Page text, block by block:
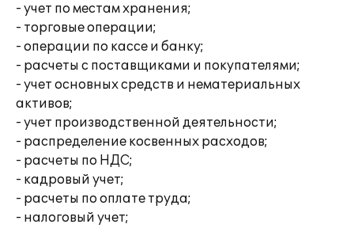
- учет по местам хранения;
- торговые операции;
- операции по кассе и банку;
- расчеты с поставщиками и покупателями;
- учет основных средств и нематериальных
активов;
- учет производственной деятельности;
- распределение косвенных расходов;
- расчеты по НДС;
- кадровый учет;
- расчеты по оплате труда;
- налоговый учет;